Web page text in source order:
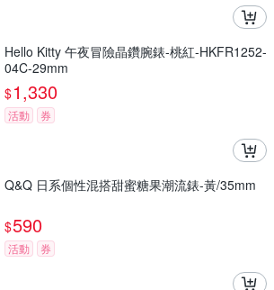
Hello Kitty 午夜冒險晶鑽腕錶-桃紅-HKFR1252-
04C-29mm
$1,330
活動 券
Q&Q 日系個性混搭甜蜜糖果潮流錶-黃/35mm
$590
活動 券